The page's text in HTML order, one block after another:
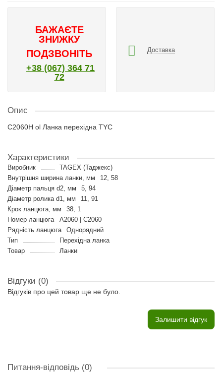
БАЖАЄТЕ
ЗНИЖКУ
ПОДЗВОНІТЬ
+38 (067) 364 71
72
Доставка
Опис
C2060H ol Ланка перехідна TYC
Характеристики
Виробник
TAGEX (Таджекс)
Внутрішня ширина ланки, мм
12, 58
Діаметр пальця d2, мм
5, 94
Діаметр ролика d1, мм
11, 91
Крок ланцюга, мм
38, 1
Номер ланцюга
A2060 | C2060
Рядність ланцюга
Однорядний
Тип
Перехідна ланка
Товар
Ланки
Відгуки (0)
Відгуків про цей товар ще не було.
Залишити відгук
Питання-відповідь (0)